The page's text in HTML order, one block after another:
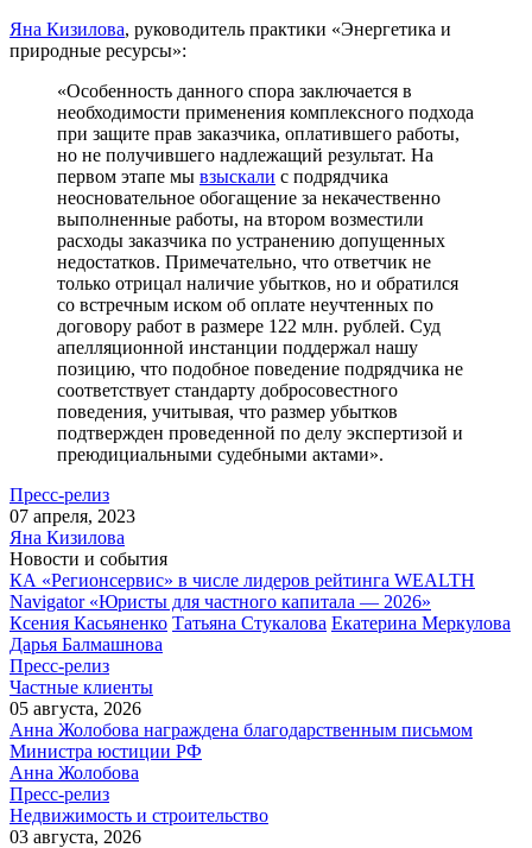
Яна Кизилова, руководитель практики «Энергетика и
природные ресурсы»:
«Особенность данного спора заключается в
необходимости применения комплексного подхода
при защите прав заказчика, оплатившего работы,
но не получившего надлежащий результат. На
первом этапе мы взыскали с подрядчика
неосновательное обогащение за некачественно
выполненные работы, на втором возместили
расходы заказчика по устранению допущенных
недостатков. Примечательно, что ответчик не
только отрицал наличие убытков, но и обратился
со встречным иском об оплате неучтенных по
договору работ в размере 122 млн. рублей. Суд
апелляционной инстанции поддержал нашу
позицию, что подобное поведение подрядчика не
соответствует стандарту добросовестного
поведения, учитывая, что размер убытков
подтвержден проведенной по делу экспертизой и
преюдициальными судебными актами».
Пресс-релиз
07 апреля, 2023
Яна Кизилова
Новости и события
КА «Регионсервис» в числе лидеров рейтинга WEALTH
Navigator «Юристы для частного капитала — 2026»
Ксения Касьяненко Татьяна Стукалова Екатерина Меркулова
Дарья Балмашнова
Пресс-релиз
Частные клиенты
05 августа, 2026
Анна Жолобова награждена благодарственным письмом
Министра юстиции РФ
Анна Жолобова
Пресс-релиз
Недвижимость и строительство
03 августа, 2026